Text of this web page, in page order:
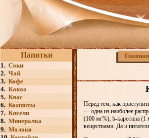
Напитки
1. Соки
2. Чай
3. Кофе
4. Какао
5. Квас
6. Компоты
7. Кисели
8. Минералка
9. Молоко
Главная
Перед тем, как
— одна из наиболее
(100 мг%), b-каротина (1
веществами. Да и